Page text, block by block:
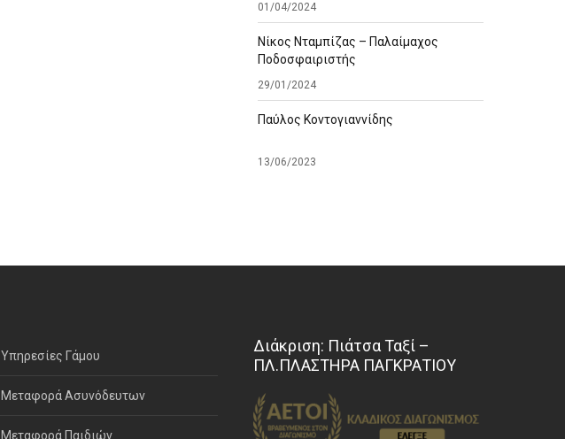
01/04/2024
Νίκος Νταμπίζας – Παλαίμαχος
Ποδοσφαιριστής
29/01/2024
Παύλος Κοντογιαννίδης
13/06/2023
Υπηρεσίες Γάμου
Μεταφορά Ασυνόδευτων
Μεταφορά Παιδιών
Διάκριση: Πιάτσα Ταξί –
ΠΛ.ΠΛΑΣΤΗΡΑ ΠΑΓΚΡΑΤΙΟΥ